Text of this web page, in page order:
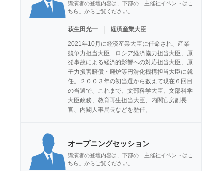
講演者の登壇内容は、下部の「主催社イベントはこ
ちら」からご覧ください。
萩生田光一 経済産業大臣
2021年10月に経済産業大臣に任命され、産業
競争力担当大臣、ロシア経済協力担当大臣、原
発事故による経済的影響への対応担当大臣、原
子力損害賠償・廃炉等円滑化機構担当大臣に就
任。２００３年の初当選から数えて現在６回目
の当選で、これまで、文部科学大臣、文部科学
大臣政務、教育再生担当大臣、内閣官房副長
官、内閣人事局長などを歴任。
オープニングセッション
講演者の登壇内容は、下部の「主催社イベントはこ
ちら」からご覧ください。